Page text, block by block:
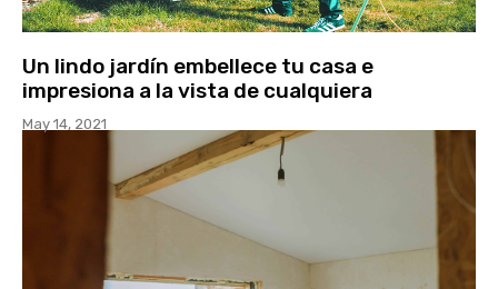
Un lindo jardín embellece tu casa e
impresiona a la vista de cualquiera
May 14, 2021